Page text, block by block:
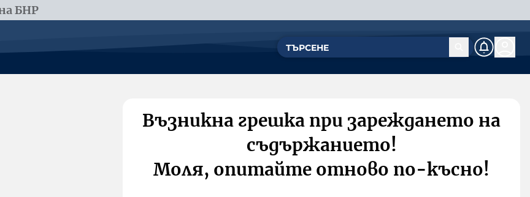
БНР
Възникна грешка при зареждането на
съдържанието!
Моля, опитайте отново по-късно!